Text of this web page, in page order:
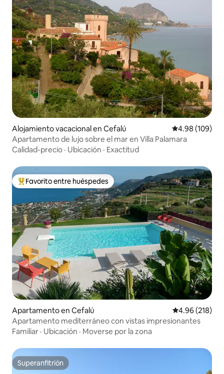
Alojamiento vacacional en Cefalú Calificación
4.98 (109)
Apartamento de lujo sobre el mar en Villa Palamara
Calidad-precio · Ubicación · Exactitud
Favorito entre huéspedes preferido
Favorito entre huéspedes
Apartamento en Cefalú Calificación
4.96 (218)
Apartamento mediterráneo con vistas impresionantes
Familiar · Ubicación · Moverse por la zona
Superanfitrión
Superanfitrión